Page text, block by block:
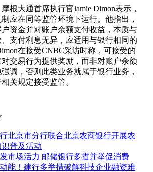
根大通首席执行官Jamie Dimon表示，
应在同等监管环境下运行。他指出，
资金并对账户余额支付收益，本质与
支付利息无异，应适用与银行相同的
在接受CNBC采访时称，可接受的
交易行为提供奖励，而非对账户余额
调，否则此类业务就属于银行业务，
关规定接受监管。
北京市分行联合北京农商银行开展农
普及活动
市场活力 邮储银行多措并举促消费
能！建行多举措破解科技企业融资难